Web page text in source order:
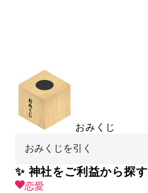
おみくじ
おみくじを引く
✨ 神社をご利益から探す
恋愛